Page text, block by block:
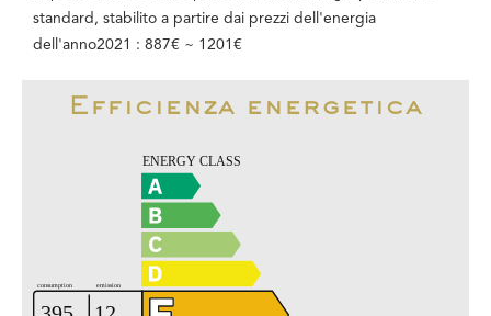
standard, stabilito a partire dai prezzi dell'energia
dell'anno2021 : 887€ ~ 1201€
Efficienza energetica